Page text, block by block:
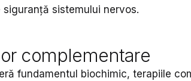
sistemului nervos.
complementare
fundamentul biochimic, terapiile